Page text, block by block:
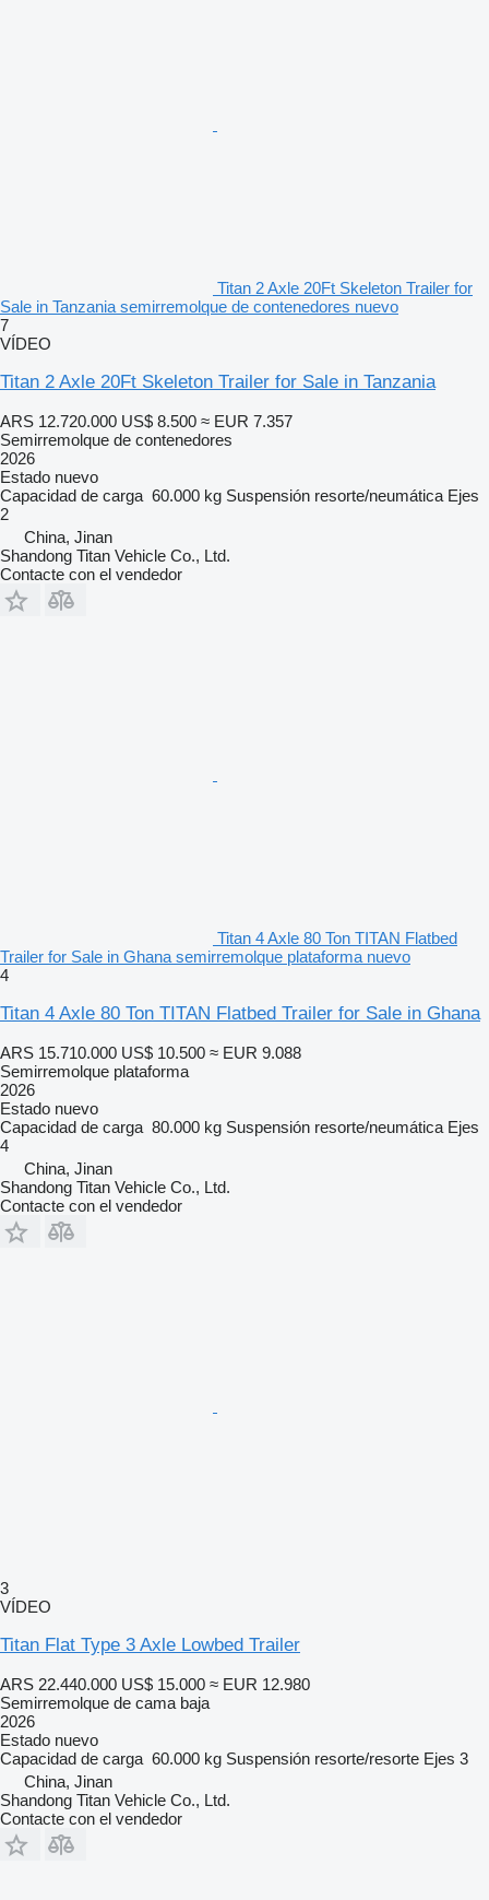
Titan 2 Axle 20Ft Skeleton Trailer for
Sale in Tanzania semirremolque de contenedores nuevo
7
VÍDEO
Titan 2 Axle 20Ft Skeleton Trailer for Sale in Tanzania
ARS 12.720.000 US$ 8.500 ≈ EUR 7.357
Semirremolque de contenedores
2026
Estado nuevo
Capacidad de carga 60.000 kg Suspensión resorte/neumática Ejes
2
China, Jinan
Shandong Titan Vehicle Co., Ltd.
Contacte con el vendedor
Titan 4 Axle 80 Ton TITAN Flatbed
Trailer for Sale in Ghana semirremolque plataforma nuevo
4
Titan 4 Axle 80 Ton TITAN Flatbed Trailer for Sale in Ghana
ARS 15.710.000 US$ 10.500 ≈ EUR 9.088
Semirremolque plataforma
2026
Estado nuevo
Capacidad de carga 80.000 kg Suspensión resorte/neumática Ejes
4
China, Jinan
Shandong Titan Vehicle Co., Ltd.
Contacte con el vendedor
3
VÍDEO
Titan Flat Type 3 Axle Lowbed Trailer
ARS 22.440.000 US$ 15.000 ≈ EUR 12.980
Semirremolque de cama baja
2026
Estado nuevo
Capacidad de carga 60.000 kg Suspensión resorte/resorte Ejes 3
China, Jinan
Shandong Titan Vehicle Co., Ltd.
Contacte con el vendedor